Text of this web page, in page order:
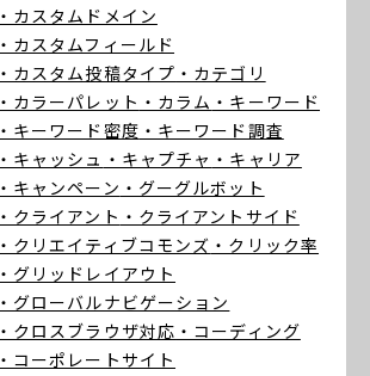
・カスタムドメイン
・カスタムフィールド
・カスタム投稿タイプ ・カテゴリ
・カラーパレット ・カラム ・キーワード
・キーワード密度 ・キーワード調査
・キャッシュ ・キャプチャ ・キャリア
・キャンペーン ・グーグルボット
・クライアント ・クライアントサイド
・クリエイティブコモンズ ・クリック率
・グリッドレイアウト
・グローバルナビゲーション
・クロスブラウザ対応 ・コーディング
・コーポレートサイト